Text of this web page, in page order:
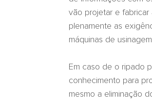
vão projetar e
plenamente as
máquinas de
Em caso de o ripado
conhecimento para
mesmo a eliminação